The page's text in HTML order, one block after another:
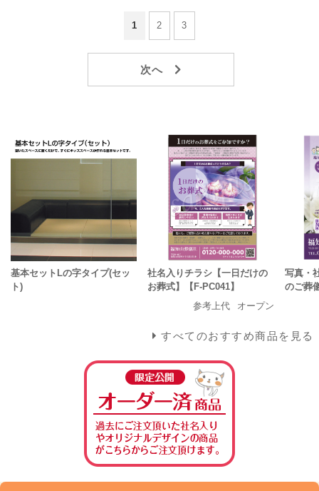
1 2 3
基本セットLの字タイプ(セッ
ト)
社名入りチラシ【一日だけの
お葬式】【F-PC041】
参考上代
オープン
写真・
のご葬
すべてのおすすめ商品を見る